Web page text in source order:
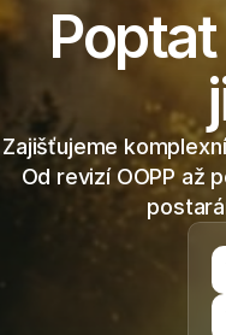
Zajišťujeme
Od revizí OOPP až